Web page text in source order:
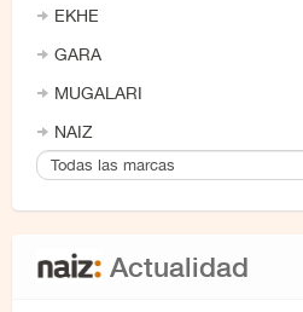
EKHE
GARA
MUGALARI
NAIZ
Actualidad